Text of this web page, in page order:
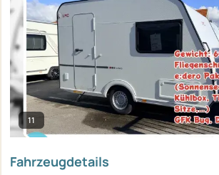
11
Fahrzeugdetails